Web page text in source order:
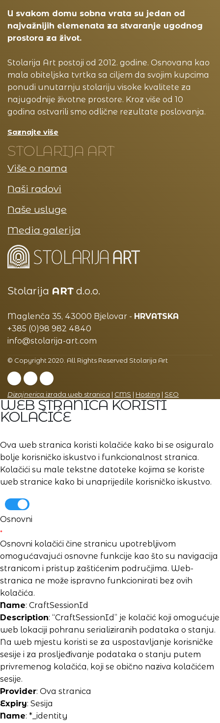
U svakom domu sobna vrata su jedan od
najvažnijih elemenata za stvaranje ugodnog
prostora za život.
Stolarija Art postoji od 2012. godine. Osnovana kao
mala obiteljska tvrtka sa ciljem da svojim kupcima
ponudi unutarnju stolariju visoke kvalitete za
najugodnije životne prostore. Kroz više od 10
godina ostvarili smo odlične rezultate poslovanja.
Saznajte više
STOLARIJA ART
Više o nama
Naši radovi
Naše usluge
Media galerija
Stolarija ART d.o.o.
Maglenča 35, 43000 Bjelovar - HRVATSKA
+385 (0)98 982 4840
info@stolarija-art.com
© Copyright 2020. All Rights Reserved Stolarija Art
Dizajnerica izrada web stranica | CMS | Hosting | SEO
WEB STRANICA KORISTI
KOLAČIĆE
Ova web stranica koristi kolačiće kako bi se osiguralo
bolje korisničko iskustvo i funkcionalnost stranica.
Kolačići su male tekstne datoteke kojima se koriste
web stranice kako bi unaprijedile korisničko iskustvo.
Osnovni
*
Osnovni kolačići čine stranicu upotrebljivom
omogućavajući osnovne funkcije kao što su navigacija
stranicom i pristup zaštićenim područjima. Web-
stranica ne može ispravno funkcionirati bez ovih
kolačića.
Name: CraftSessionId
Description: “CraftSessionId” je kolačić koji omogućuje
web lokaciji pohranu serializiranih podataka o stanju.
Na web mjestu koristi se za uspostavljanje korisničke
sesije i za prosljeđivanje podataka o stanju putem
privremenog kolačića, koji se obično naziva kolačićem
sesije.
Provider: Ova stranica
Expiry: Sesija
Name: *_identity